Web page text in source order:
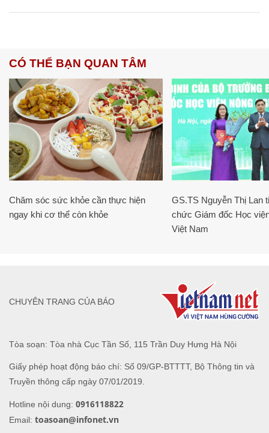
CÓ THỂ BẠN QUAN TÂM
Chăm sóc sức khỏe cần thực hiện
ngay khi cơ thể còn khỏe
GS.TS Nguyễn Thị Lan
chức Giám đốc Học
Việt Nam
Tòa soạn: Tòa nhà Cục Tần Số, 115 Trần Duy Hưng Hà Nội
Giấy phép hoạt động báo chí: Số 09/GP-BTTTT, Bộ Thông tin và
Truyền thông cấp ngày 07/01/2019.
Hotline nội dung: 0916118822
Email: toasoan@infonet.vn
CHUYÊN TRANG CỦA BÁO